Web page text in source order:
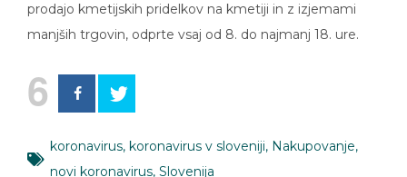
prodajo kmetijskih pridelkov na kmetiji in z izjemami
manjših trgovin, odprte vsaj od 8. do najmanj 18. ure.
6
koronavirus, koronavirus v sloveniji, Nakupovanje,
novi koronavirus, Slovenija